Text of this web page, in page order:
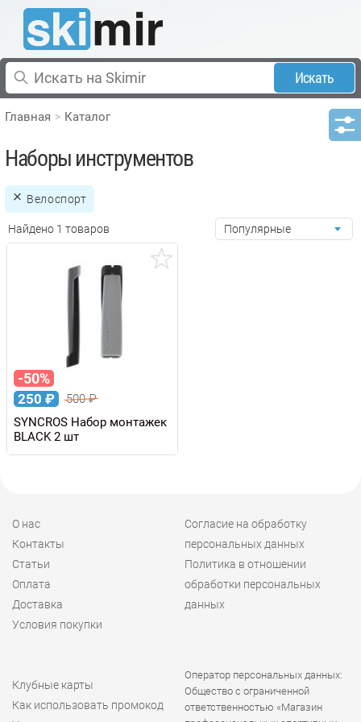
Искать
Главная Каталог
Наборы инструментов
Велоспорт
Найдено 1 товаров Популярные
-50%
250 ₽ 500₽
SYNCROS Набор монтажек
BLACK 2 шт
О нас
Контакты
Статьи
Оплата
Доставка
Условия покупки
Согласие на обработку
персональных данных
Политика в отношении
обработки персональных
данных
Клубные карты
Как использовать промокод
Оператор персональных данных:
Общество с ограниченной
ответственностью «Магазин